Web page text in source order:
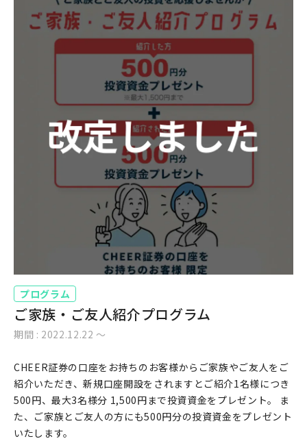
プログラム
ご家族・ご友人紹介プログラム
期間 : 2022.12.22 〜
CHEER証券の口座をお持ちのお客様からご家族やご友人をご
紹介いただき、新規口座開設をされますとご紹介1名様につき
500円、最大3名様分 1,500円まで投資資金をプレゼント。 ま
た、ご家族とご友人の方にも500円分の投資資金をプレゼント
いたします。